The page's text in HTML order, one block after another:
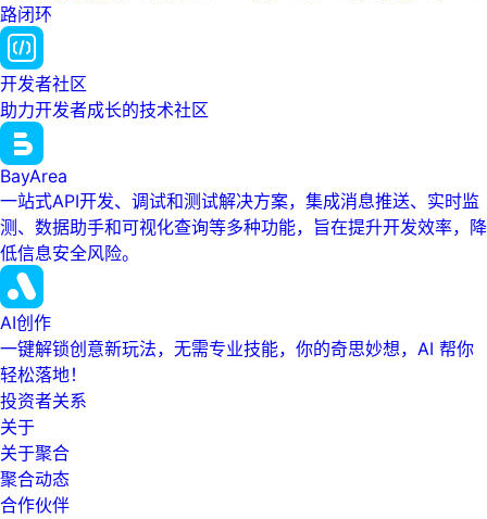
路闭环
开发者社区
助力开发者成长的技术社区
BayArea
一站式API开发、调试和测试解决方案，集成消息推送、实时监
测、数据助手和可视化查询等多种功能，旨在提升开发效率，降
低信息安全风险。
AI创作
一键解锁创意新玩法，无需专业技能，你的奇思妙想，AI 帮你
轻松落地！
投资者关系
关于
关于聚合
聚合动态
合作伙伴